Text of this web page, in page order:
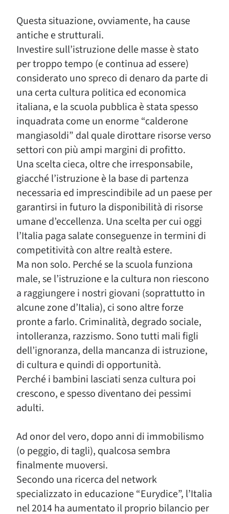
Questa situazione, ovviamente, ha cause
antiche e strutturali.
Investire sull’istruzione delle masse è stato
per troppo tempo (e continua ad essere)
considerato uno spreco di denaro da parte di
una certa cultura politica ed economica
italiana, e la scuola pubblica è stata spesso
inquadrata come un enorme “calderone
mangiasoldi” dal quale dirottare risorse verso
settori con più ampi margini di profitto.
Una scelta cieca, oltre che irresponsabile,
giacché l’istruzione è la base di partenza
necessaria ed imprescindibile ad un paese per
garantirsi in futuro la disponibilità di risorse
umane d’eccellenza. Una scelta per cui oggi
l’Italia paga salate conseguenze in termini di
competitività con altre realtà estere.
Ma non solo. Perché se la scuola funziona
male, se l’istruzione e la cultura non riescono
a raggiungere i nostri giovani (soprattutto in
alcune zone d’Italia), ci sono altre forze
pronte a farlo. Criminalità, degrado sociale,
intolleranza, razzismo. Sono tutti mali figli
dell’ignoranza, della mancanza di istruzione,
di cultura e quindi di opportunità.
Perché i bambini lasciati senza cultura poi
crescono, e spesso diventano dei pessimi
adulti.
Ad onor del vero, dopo anni di immobilismo
(o peggio, di tagli), qualcosa sembra
finalmente muoversi.
Secondo una ricerca del network
specializzato in educazione “Eurydice”, l’Italia
nel 2014 ha aumentato il proprio bilancio per